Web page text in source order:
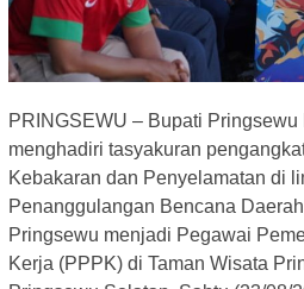
PRINGSEWU – Bupati
menghadiri tasyakuran
Kebakaran dan Penyelamatan di
Penanggulangan Bencana
Pringsewu menjadi Pegawai
Kerja (PPPK) di Taman Wisata